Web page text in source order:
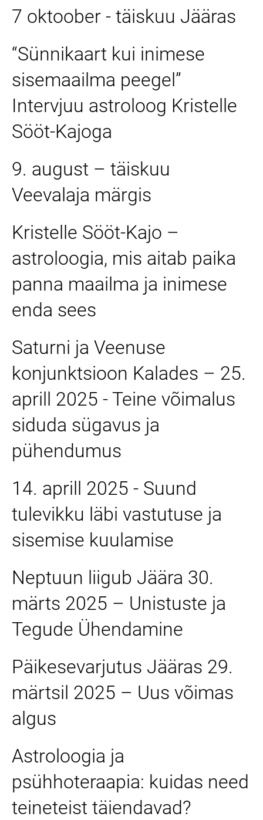
7 oktoober - täiskuu Jääras
“Sünnikaart kui inimese
sisemaailma peegel”
Intervjuu astroloog Kristelle
Sööt-Kajoga
9. august – täiskuu
Veevalaja märgis
Kristelle Sööt-Kajo –
astroloogia, mis aitab paika
panna maailma ja inimese
enda sees
Saturni ja Veenuse
konjunktsioon Kalades – 25.
aprill 2025 - Teine võimalus
siduda sügavus ja
pühendumus
14. aprill 2025 - Suund
tulevikku läbi vastutuse ja
sisemise kuulamise
Neptuun liigub Jäära 30.
märts 2025 – Unistuste ja
Tegude Ühendamine
Päikesevarjutus Jääras 29.
märtsil 2025 – Uus võimas
algus
Astroloogia ja
psühhoteraapia: kuidas need
teineteist täiendavad?